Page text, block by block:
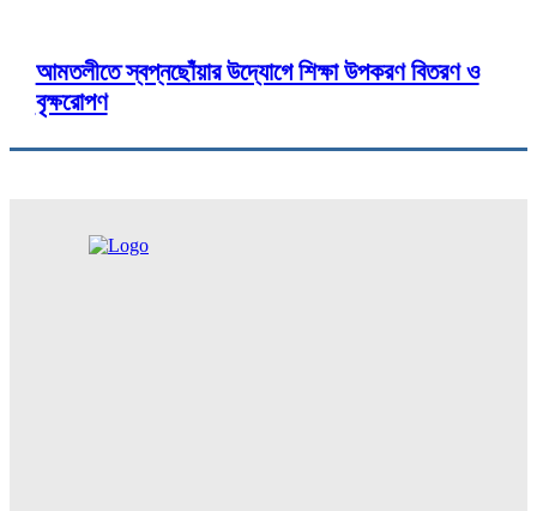
আমতলীতে স্বপ্নছোঁয়ার উদ্যোগে শিক্ষা উপকরণ বিতরণ ও
বৃক্ষরোপণ